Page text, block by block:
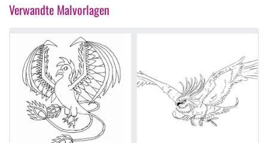
Verwandte Malvorlagen